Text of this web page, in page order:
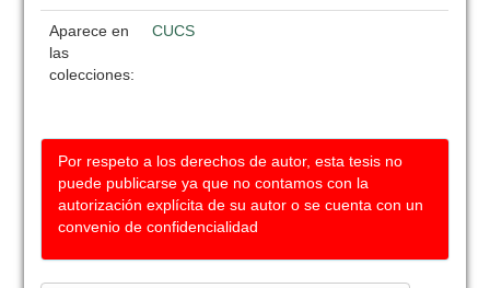
Aparece en
las
colecciones:
CUCS
Por respeto a los derechos de autor, esta tesis no
puede publicarse ya que no contamos con la
autorización explícita de su autor o se cuenta con un
convenio de confidencialidad